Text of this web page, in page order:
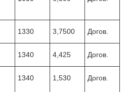
1330 3,7500 Догов.
1340 4,425 Догов.
1340 1,530 Догов.